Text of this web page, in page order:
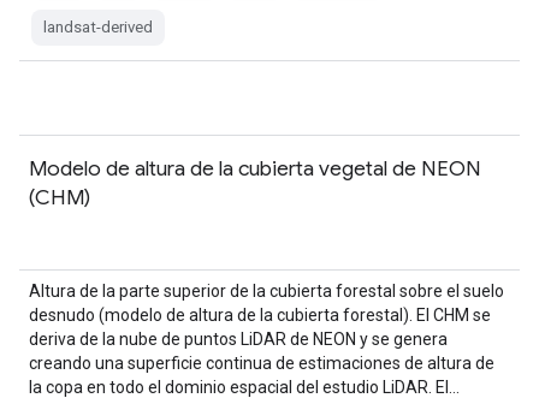
landsat-derived
Modelo de altura de la cubierta vegetal de NEON
(CHM)
Altura de la parte superior de la cubierta forestal sobre el suelo
desnudo (modelo de altura de la cubierta forestal). El CHM se
deriva de la nube de puntos LiDAR de NEON y se genera
creando una superficie continua de estimaciones de altura de
la copa en todo el dominio espacial del estudio LiDAR. El…